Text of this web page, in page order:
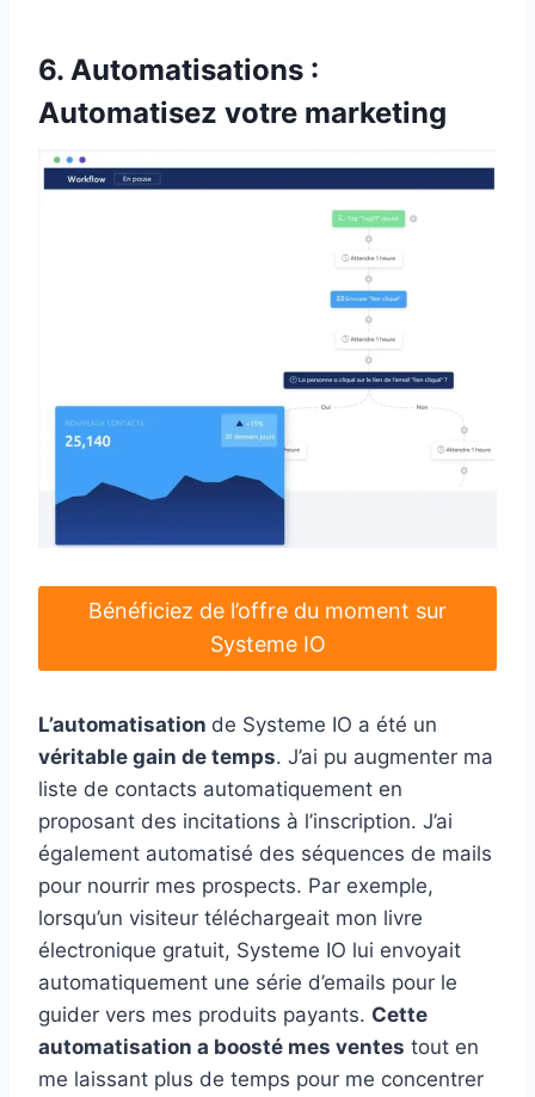
6. Automatisations :
Automatisez votre marketing
Bénéficiez de l’offre du moment sur
Systeme IO
L’automatisation de Systeme IO a été un
véritable gain de temps. J’ai pu augmenter ma
liste de contacts automatiquement en
proposant des incitations à l’inscription. J’ai
également automatisé des séquences de mails
pour nourrir mes prospects. Par exemple,
lorsqu’un visiteur téléchargeait mon livre
électronique gratuit, Systeme IO lui envoyait
automatiquement une série d’emails pour le
guider vers mes produits payants. Cette
automatisation a boosté mes ventes tout en
me laissant plus de temps pour me concentrer